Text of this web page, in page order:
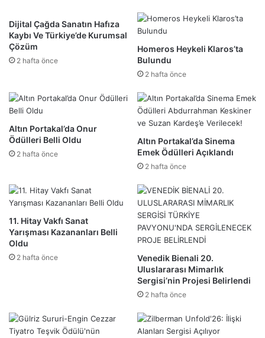
Dijital Çağda Sanatın Hafıza
Kaybı Ve Türkiye’de Kurumsal
Çözüm
2 hafta önce
Homeros Heykeli Klaros’ta
Bulundu
2 hafta önce
Altın Portakal’da Onur
Ödülleri Belli Oldu
2 hafta önce
Altın Portakal’da Sinema
Emek Ödülleri Açıklandı
2 hafta önce
11. Hitay Vakfı Sanat
Yarışması Kazananları Belli
Oldu
2 hafta önce
Venedik Bienali 20.
Uluslararası Mimarlık
Sergisi’nin Projesi Belirlendi
2 hafta önce